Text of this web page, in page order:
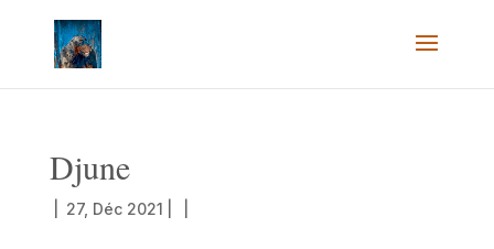
Djune
27, Déc 2021